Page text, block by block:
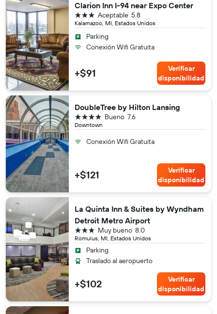
Clarion Inn I-94 near Expo Center
Kalamazoo, MI, Estados Unidos
5.8
Aceptable
3 estrellas
Parking
Conexión Wifi Gratuita
+$91
Verificar
disponibilidad
DoubleTree by Hilton Lansing
Downtown
7.6
Bueno
4 estrellas
Conexión Wifi Gratuita
+$121
Verificar
disponibilidad
La Quinta Inn & Suites by Wyndham
Detroit Metro Airport
Romulus, MI, Estados Unidos
8.0
Muy bueno
3 estrellas
Parking
Traslado al aeropuerto
+$102
Verificar
disponibilidad